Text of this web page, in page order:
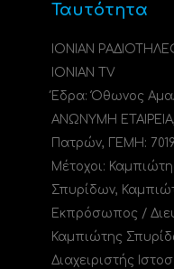
Ταυτότητα
ΙΟΝΙΑΝ
IONIAN TV
Έδρα: Όθωνος
ΑΝΩΝΥΜΗ
Πατρών, ΓΕΜΗ:
Μέτοχοι:
Σπυρίδων,
Εκπρόσωπος /
Καμπιώτης
Διαχειριστής